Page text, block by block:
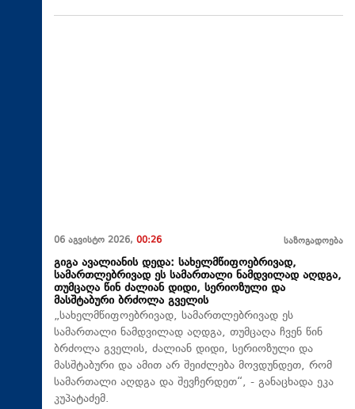
06 აგვისტო 2026, 00:26 საზოგადოება
გიგა ავალიანის დედა: სახელმწიფოებრივად,
სამართლებრივად ეს სამართალი ნამდვილად აღდგა,
თუმცაღა წინ ძალიან დიდი, სერიოზული და
მასშტაბური ბრძოლა გველის
„სახელმწიფოებრივად, სამართლებრივად ეს
სამართალი ნამდვილად აღდგა, თუმცაღა ჩვენ წინ
ბრძოლა გველის, ძალიან დიდი, სერიოზული და
მასშტაბური და ამით არ შეიძლება მოვდუნდეთ, რომ
სამართალი აღდგა და შევჩერდეთ“, - განაცხადა ეკა
კუპატაძემ.